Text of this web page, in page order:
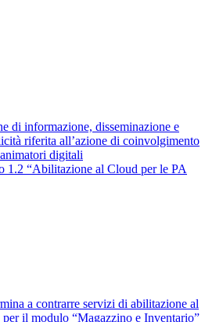
di informazione, disseminazione e
riferita all’azione di coinvolgimento
digitali
1.2 “Abilitazione al Cloud per le PA
a contrarre servizi di abilitazione al
per il modulo “Magazzino e Inventario”